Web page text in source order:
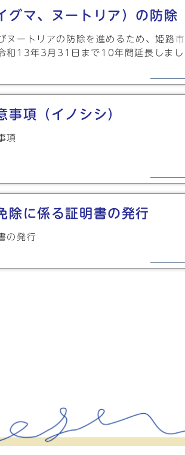
グマ、ヌートリア）の防除
ヌートリアの防除を進めるため、姫路市
和13年3月31日まで10年間延長しまし
事項（イノシシ）
項
除に係る証明書の発行
の発行